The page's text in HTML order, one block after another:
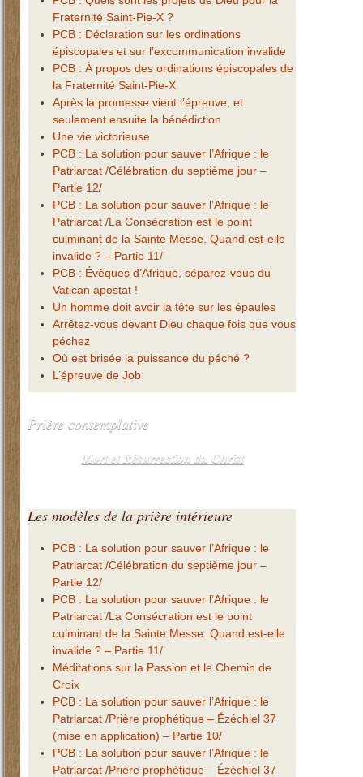
Fraternité Saint-Pie-X ?
PCB : Déclaration sur les ordinations
épiscopales et sur l’excommunication invalide
PCB : À propos des ordinations épiscopales de
la Fraternité Saint-Pie-X
Après la promesse vient l’épreuve, et
seulement ensuite la bénédiction
Une vie victorieuse
PCB : La solution pour sauver l’Afrique : le
Patriarcat /Célébration du septième jour –
Partie 12/
PCB : La solution pour sauver l’Afrique : le
Patriarcat /La Consécration est le point
culminant de la Sainte Messe. Quand est-elle
invalide ? – Partie 11/
PCB : Évêques d’Afrique, séparez-vous du
Vatican apostat !
Un homme doit avoir la tête sur les épaules
Arrêtez-vous devant Dieu chaque fois que vous
péchez
Où est brisée la puissance du péché ?
L’épreuve de Job
Prière contemplative
Mort et Résurrection du Christ
Lesmodèles de la prière intérieure
PCB : La solution pour sauver l’Afrique : le
Patriarcat /Célébration du septième jour –
Partie 12/
PCB : La solution pour sauver l’Afrique : le
Patriarcat /La Consécration est le point
culminant de la Sainte Messe. Quand est-elle
invalide ? – Partie 11/
Méditations sur la Passion et le Chemin de
Croix
PCB : La solution pour sauver l’Afrique : le
Patriarcat /Prière prophétique – Ézéchiel 37
(mise en application) – Partie 10/
PCB : La solution pour sauver l’Afrique : le
Patriarcat /Prière prophétique – Ézéchiel 37